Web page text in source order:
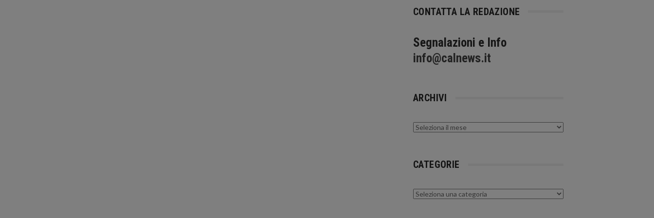
CONTATTA LA REDAZIONE
Segnalazioni e Info
info@calnews.it
ARCHIVI
Archivi
CATEGORIE
Categorie